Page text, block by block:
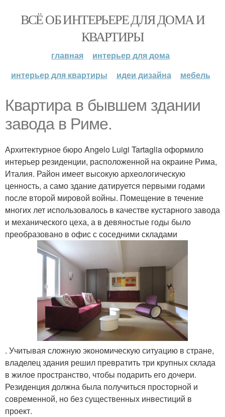
ВСЁ ОБ ИНТЕРЬЕРЕ ДЛЯ ДОМА И
КВАРТИРЫ
главная
интерьер для дома
интерьер для квартиры
идеи дизайна мебель
Квартира в бывшем здании
завода в Риме.
Архитектурное бюро Angelo Luigi Tartaglia оформило
интерьер резиденции, расположенной на окраине Рима,
Италия. Район имеет высокую археологическую
ценность, а само здание датируется первыми годами
после второй мировой войны. Помещение в течение
многих лет использовалось в качестве кустарного завода
и механического цеха, а в девяностые годы было
преобразовано в офис с соседними складами
. Учитывая сложную экономическую ситуацию в стране,
владелец здания решил превратить три крупных склада
в жилое пространство, чтобы подарить его дочери.
Резиденция должна была получиться просторной и
современной, но без существенных инвестиций в
проект.